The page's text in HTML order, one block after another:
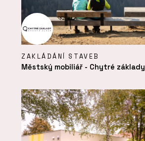
ZAKLÁDÁNÍ STAVEB
Městský mobiliář - Chytré základy